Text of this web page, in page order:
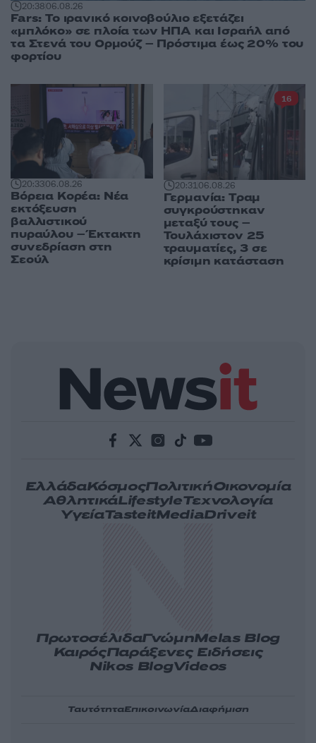
20:3806.08.26
Fars: Το ιρανικό κοινοβούλιο εξετάζει
«μπλόκο» σε πλοία των ΗΠΑ και Ισραήλ από
τα Στενά του Ορμούζ – Πρόστιμα έως 20% του
φορτίου
20:3306.08.26
Βόρεια Κορέα: Νέα
εκτόξευση
βαλλιστικού
πυραύλου – Έκτακτη
συνεδρίαση στη
Σεούλ
20:3106.08.26
Γερμανία: Tραμ
συγκρούστηκαν
μεταξύ τους –
Τουλάχιστον 25
τραυματίες, 3 σε
κρίσιμη κατάσταση
16
ΕλλάδαΚόσμοςΠολιτικήΟικονομία
ΑθλητικάLifestyleΤεχνολογία
ΥγείαTasteitMediaDriveit
ΠρωτοσέλιδαΓνώμηMelas Blog
ΚαιρόςΠαράξενες Ειδήσεις
Nikos BlogVideos
ΤαυτότηταΕπικοινωνίαΔιαφήμιση